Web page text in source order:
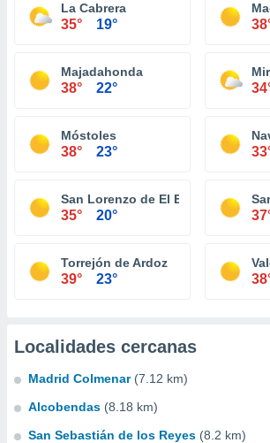
La Cabrera
35° 19°
Majadahonda
38° 22°
Móstoles
38° 23°
San Lorenzo de El Escorial
35° 20°
Torrejón de Ardoz
39° 23°
Localidades cercanas
Madrid Colmenar (7.12 km)
Alcobendas (8.18 km)
San Sebastián de los Reyes (8.2 km)